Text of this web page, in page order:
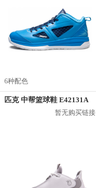
6种配色
匹克 中帮篮球鞋 E42131A
暂无购买链接